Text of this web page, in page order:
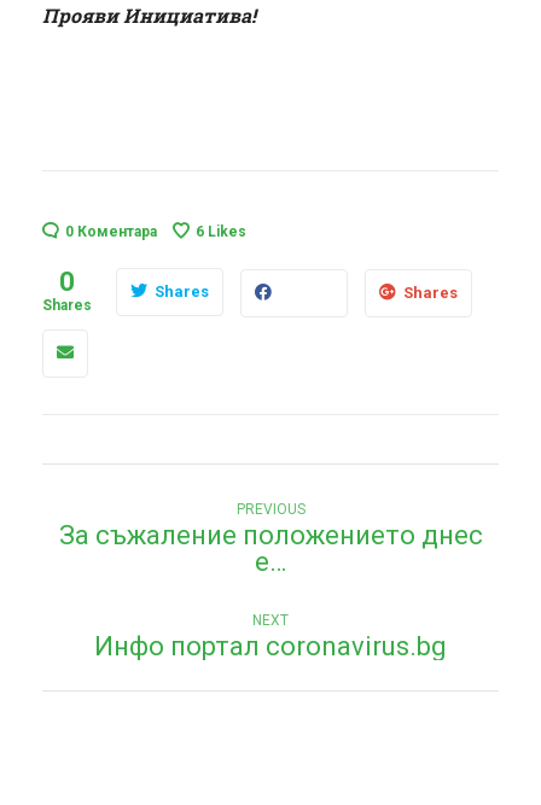
Прояви Инициатива!
0 Коментара 6 Likes
0
Shares
Shares Shares
PREVIOUSPrevious
post:
За съжаление положението днес
е…
NEXTNext
post:
Инфо портал coronavirus.bg